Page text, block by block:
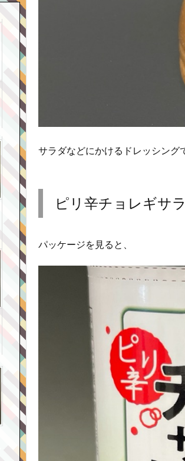
サラダなどにかけるドレッシング
ピリ辛チョレギサ
パッケージを見ると、